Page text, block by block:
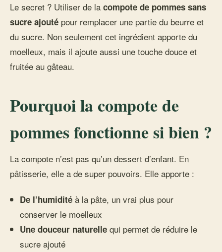
Le secret ? Utiliser de la compote de pommes sans
sucre ajouté pour remplacer une partie du beurre et
du sucre. Non seulement cet ingrédient apporte du
moelleux, mais il ajoute aussi une touche douce et
fruitée au gâteau.
Pourquoi la compote de
pommes fonctionne si bien ?
La compote n’est pas qu’un dessert d’enfant. En
pâtisserie, elle a de super pouvoirs. Elle apporte :
De l’humidité à la pâte, un vrai plus pour
conserver le moelleux
Une douceur naturelle qui permet de réduire le
sucre ajouté